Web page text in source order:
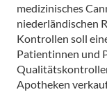
medizinisches
niederländischen
Kontrollen soll
Patientinnen und
Apotheken